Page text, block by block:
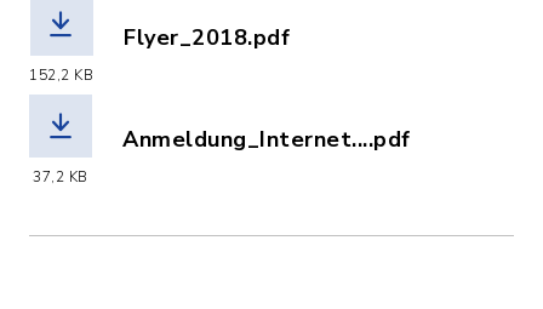
152,2 KB
Flyer_2018.pdf
37,2 KB
Anmeldung_Internet....pdf